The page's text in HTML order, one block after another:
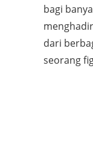
bagi
dari
seorang